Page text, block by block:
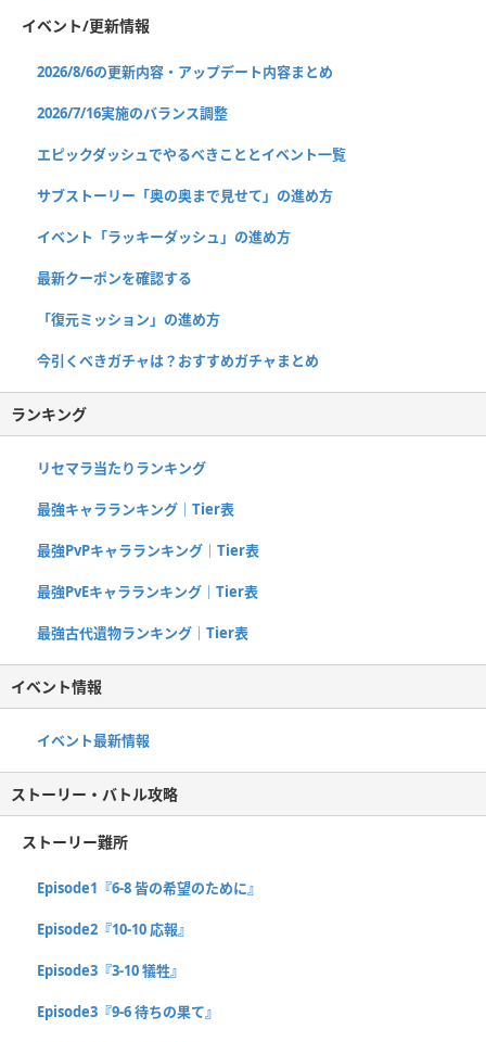
イベント/更新情報
2026/8/6の更新内容・アップデート内容まとめ
2026/7/16実施のバランス調整
エピックダッシュでやるべきこととイベント一覧
サブストーリー「奥の奥まで見せて」の進め方
イベント「ラッキーダッシュ」の進め方
最新クーポンを確認する
「復元ミッション」の進め方
今引くべきガチャは？おすすめガチャまとめ
ランキング
リセマラ当たりランキング
最強キャラランキング｜Tier表
最強PvPキャラランキング｜Tier表
最強PvEキャラランキング｜Tier表
最強古代遺物ランキング｜Tier表
イベント情報
イベント最新情報
ストーリー・バトル攻略
ストーリー難所
Episode1『6-8 皆の希望のために』
Episode2『10-10 応報』
Episode3『3-10 犠牲』
Episode3『9-6 待ちの果て』